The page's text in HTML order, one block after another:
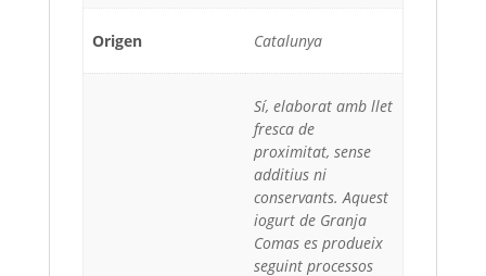
Origen Catalunya
Sí, elaborat amb llet
fresca de
proximitat, sense
additius ni
conservants. Aquest
iogurt de Granja
Comas es produeix
seguint processos